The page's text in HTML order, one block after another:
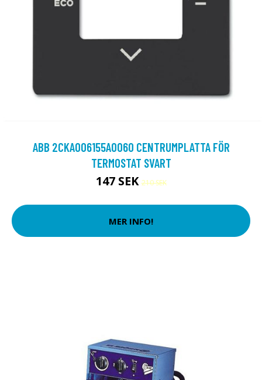
ABB 2CKA006155A0060 CENTRUMPLATTA FÖR
TERMOSTAT SVART
147 SEK210 SEK
MER INFO!